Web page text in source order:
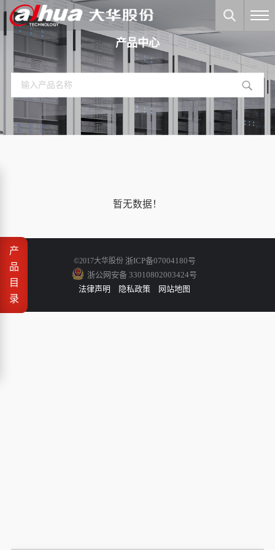
产品中心
产
品
目
录
暂无数据！
©2017大华股份 浙ICP备07004180号
浙公网安备 33010802003424号
法律声明
隐私政策 网站地图